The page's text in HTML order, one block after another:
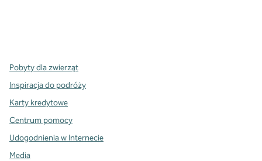
Pobyty dla zwierząt
Inspiracja do podróży
Karty kredytowe
Centrum pomocy
Udogodnienia w Internecie
Media